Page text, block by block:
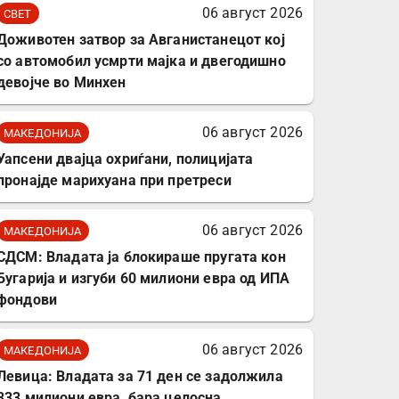
комплет за заштита на
СВЕТ
06 август 2026
затвор за Авганистанецот кој
автомобил усмрти мајка и двегодишно
во Минхен
МАКЕДОНИЈА
06 август 2026
двајца охриѓани, полицијата
марихуана при претреси
МАКЕДОНИЈА
06 август 2026
Владата ја блокираше пругата кон
и изгуби 60 милиони евра од ИПА
МАКЕДОНИЈА
06 август 2026
Владата за 71 ден се задолжила